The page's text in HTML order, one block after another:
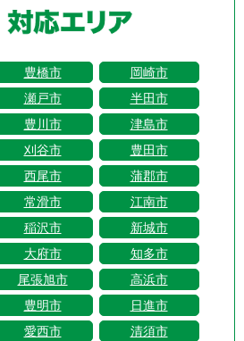
豊橋市
岡崎市
瀬戸市
半田市
豊川市
津島市
刈谷市
豊田市
西尾市
蒲郡市
常滑市
江南市
稲沢市
新城市
大府市
知多市
尾張旭市
高浜市
豊明市
日進市
愛西市
清須市